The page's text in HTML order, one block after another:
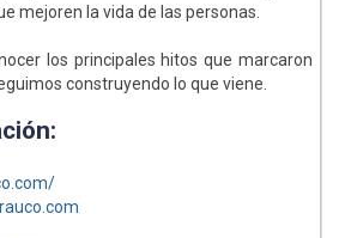
mejoren la vida de las personas.
los principales hitos que marcaron
construyendo lo que viene.